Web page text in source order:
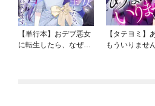
【単行本】おデブ悪女
に転生したら、なぜか
【タテヨミ】
もういりませ